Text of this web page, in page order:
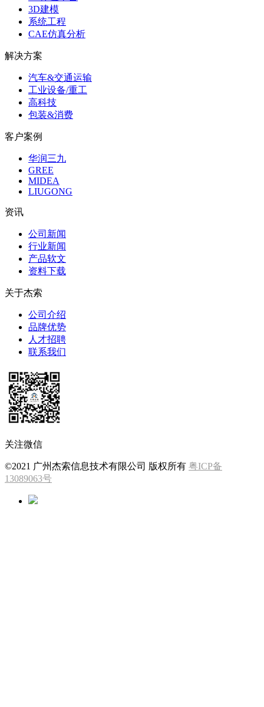
3D建模
系统工程
CAE仿真分析
解决方案
汽车&交通运输
工业设备/重工
高科技
包装&消费
客户案例
华润三九
GREE
MIDEA
LIUGONG
资讯
公司新闻
行业新闻
产品软文
资料下载
关于杰索
公司介绍
品牌优势
人才招聘
联系我们
关注微信
©2021 广州杰索信息技术有限公司 版权所有 粤ICP备
13089063号